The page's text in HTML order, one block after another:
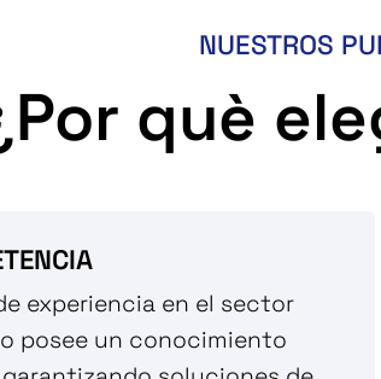
NUESTROS
què
experiencia en el sector
posee un conocimiento